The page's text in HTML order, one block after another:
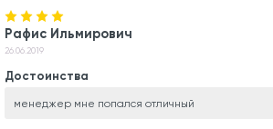
Рафис Ильмирович
26.06.2019
Достоинства
менеджер мне попался отличный